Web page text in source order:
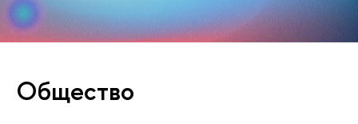
Общество